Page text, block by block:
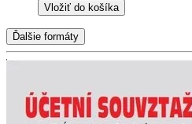
Vložiť do košíka
Ďalšie formáty